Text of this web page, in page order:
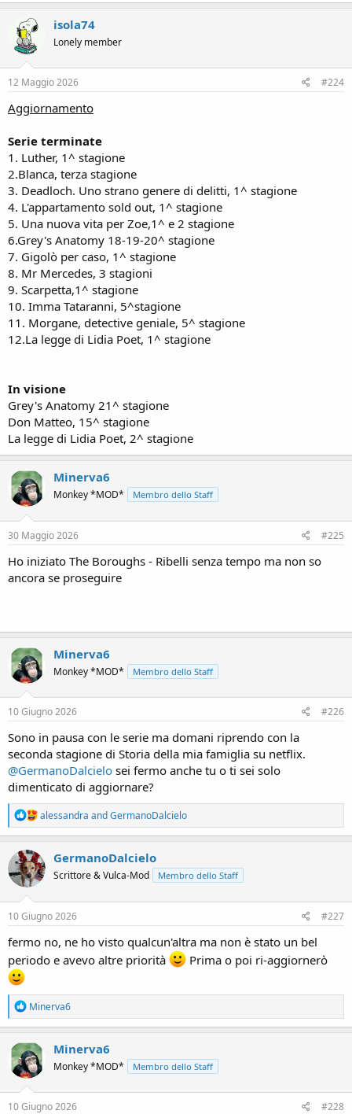
isola74
Lonely member
12 Maggio 2026 #224
Aggiornamento
Serie terminate
1. Luther, 1^ stagione
2.Blanca, terza stagione
3. Deadloch. Uno strano genere di delitti, 1^ stagione
4. L'appartamento sold out, 1^ stagione
5. Una nuova vita per Zoe,1^ e 2 stagione
6.Grey's Anatomy 18-19-20^ stagione
7. Gigolò per caso, 1^ stagione
8. Mr Mercedes, 3 stagioni
9. Scarpetta,1^ stagione
10. Imma Tataranni, 5^stagione
11. Morgane, detective geniale, 5^ stagione
12.La legge di Lidia Poet, 1^ stagione
In visione
Grey's Anatomy 21^ stagione
Don Matteo, 15^ stagione
La legge di Lidia Poet, 2^ stagione
Minerva6
Monkey *MOD* Membro dello Staff
30 Maggio 2026 #225
Ho iniziato The Boroughs - Ribelli senza tempo ma non so
ancora se proseguire
Minerva6
Monkey *MOD* Membro dello Staff
10 Giugno 2026 #226
Sono in pausa con le serie ma domani riprendo con la
seconda stagione di Storia della mia famiglia su netflix.
@GermanoDalcielo sei fermo anche tu o ti sei solo
dimenticato di aggiornare?
R
e
a
c
t
i
n
s
alessandra andGermanoDalcielo
GermanoDalcielo
Scrittore & Vulca-Mod Membro dello Staff
10 Giugno 2026 #227
fermo no, ne ho visto qualcun'altra ma non è stato un bel
periodo e avevo altre priorità
Prima o poi ri-aggiornerò
R
e
a
c
t
i
o
n
s
Minerva6
Minerva6
Monkey *MOD* Membro dello Staff
10 Giugno 2026 #228